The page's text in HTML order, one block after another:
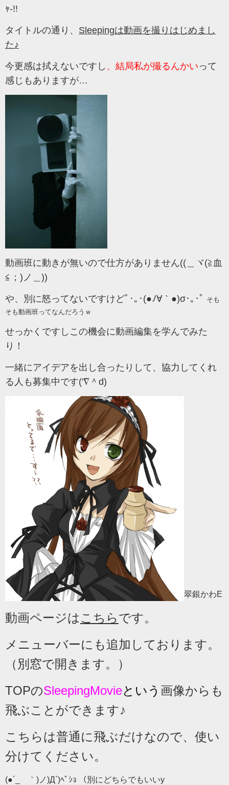
ｬ-!!
タイトルの通り、 Sleepingは動画を撮りはじめまし
た♪
今更感は拭えないですし 、結局私が撮るんかいって
感じもありますが…
動画班に動きが無いので仕方がありません((＿ヾ(≧血
≦；)ノ＿))
や、別に怒ってないですけどﾟ･｡･(●ﾉ∀｀●)σ･｡･ﾟ
そも
そも動画班ってなんだろうｗ
せっかくですしこの機会に動画編集を学んでみた
り！
一緒にアイデアを出し合ったりして、協力してくれ
る人も募集中です('∇＾d)
翠銀かわE
動画ページは こちらです。
メニューバーにも追加しております。
（別窓で開きます。）
TOPのSleepingMovieという 画像からも
飛ぶことができます♪
こちらは普通に飛ぶだけなので、使い
分けてください。
(●´_ゝ｀)ノ)Д`)ﾍﾟｼｮ （別にどちらでもいいy